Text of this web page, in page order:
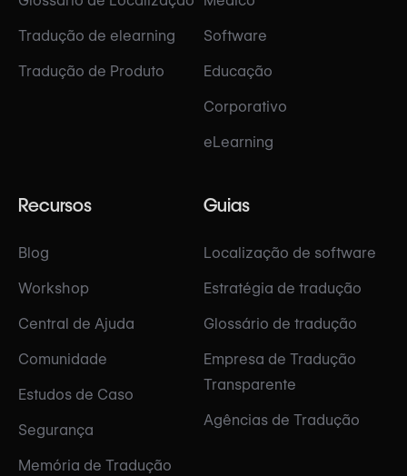
Tradução de elearning
Tradução de Produto
Software
Educação
Corporativo
eLearning
Recursos
Blog
Workshop
Central de Ajuda
Comunidade
Estudos de Caso
Segurança
Memória de Tradução
Guias
Localização de software
Estratégia de tradução
Glossário de tradução
Empresa de Tradução
Transparente
Agências de Tradução